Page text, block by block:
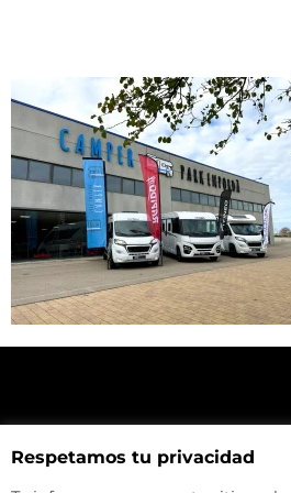
Haz click aquí y mira como
Respetamos tu privacidad